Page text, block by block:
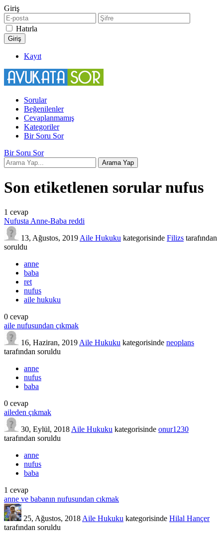
Giriş
Hatırla
Kayıt
Sorular
Beğenilenler
Cevaplanmamış
Kategoriler
Bir Soru Sor
Bir Soru Sor
Son etiketlenen sorular nufus
1 cevap
Nufusta Anne-Baba reddi
13, Ağustos, 2019 Aile Hukuku kategorisinde Filizs tarafından
soruldu
anne
baba
ret
nufus
aile hukuku
0 cevap
aile nufusundan çıkmak
16, Haziran, 2019 Aile Hukuku kategorisinde neoplans
tarafından soruldu
anne
nufus
baba
0 cevap
aileden çıkmak
30, Eylül, 2018 Aile Hukuku kategorisinde onur1230
tarafından soruldu
anne
nufus
baba
1 cevap
anne ve babanın nufusundan cıkmak
25, Ağustos, 2018 Aile Hukuku kategorisinde Hilal Hançer
tarafından soruldu